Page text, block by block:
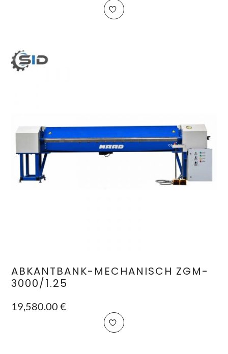
ABKANTBANK-MECHANISCH ZGM-
3000/1.25
19,580.00€